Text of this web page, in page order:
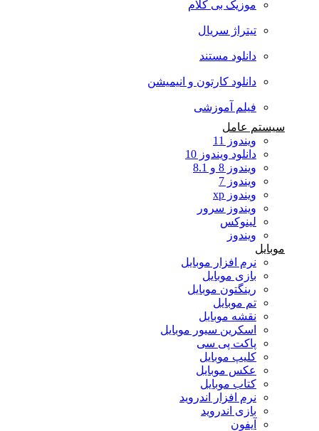
موزیک بی کلام
تیتراژ سریال
دانلود مستند
دانلود کارتون و انیمیشن
فیلم آموزشی
سیستم عامل
ویندوز 11
دانلود ویندوز 10
ویندوز 8 و 8.1
ویندوز 7
ویندوز xp
ویندوز سرور
لینوکس
ویندوز
موبایل
نرم افزار موبایل
بازی موبایل
رینگتون موبایل
تم موبایل
نقشه موبایل
اسکرین سیور موبایل
پاکت پی سی
کلیپ موبایل
عکس موبایل
کتاب موبایل
نرم افزار اندروید
بازی اندروید
آیفون